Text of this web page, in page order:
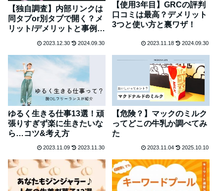
【独自調査】内部リンクは
同タブor別タブで開く？メ
リット/デメリットと事例と
2023.12.30 2024.09.30
【使用3年目】GRCの評判
口コミは最高？デメリット
3つと使い方と裏ワザ！
2023.11.18 2024.09.30
ゆるく生きる仕事13選！頑
張りすぎず楽に生きたいな
ら…コツ&考え方
2023.11.09 2023.11.30
【危険？】マックのミルク
ってどこの牛乳か調べてみ
た
2023.11.04 2025.10.10